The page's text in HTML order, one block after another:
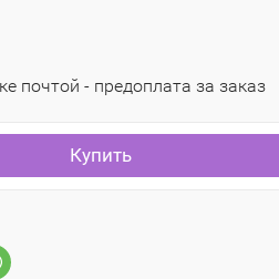
почтой - предоплата за заказ
Купить